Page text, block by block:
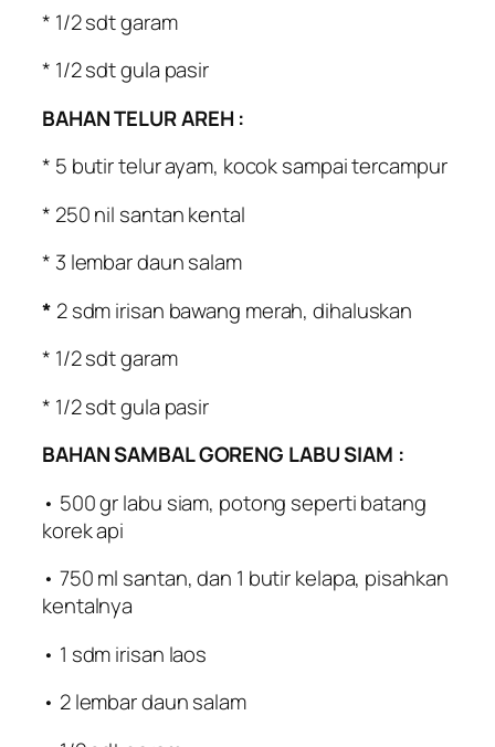
* 1/2 sdt garam
* 1/2 sdt gula pasir
BAHAN TELUR AREH :
* 5 butir telur ayam, kocok sampai tercampur
* 250 nil santan kental
* 3 lembar daun salam
* 2 sdm irisan bawang merah, dihaluskan
* 1/2 sdt garam
* 1/2 sdt gula pasir
BAHAN SAMBAL GORENG LABU SIAM :
• 500 gr labu siam, potong seperti batang
korek api
• 750 ml santan, dan 1 butir kelapa, pisahkan
kentalnya
• 1 sdm irisan laos
• 2 lembar daun salam